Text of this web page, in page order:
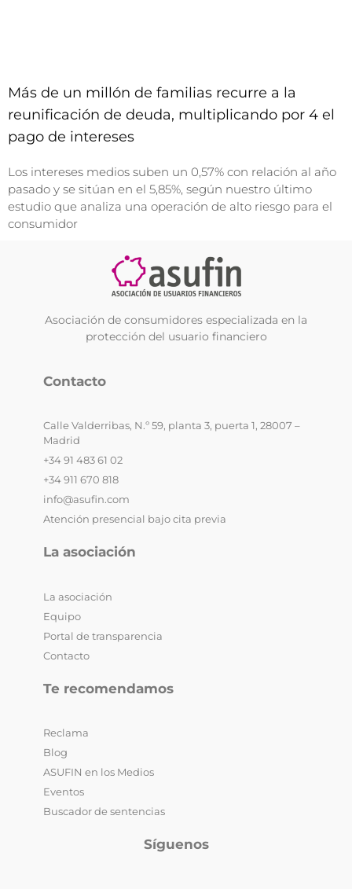
Más de un millón de familias recurre a la
reunificación de deuda, multiplicando por 4 el
pago de intereses
Los intereses medios suben un 0,57% con relación al año
pasado y se sitúan en el 5,85%, según nuestro último
estudio que analiza una operación de alto riesgo para el
consumidor
Asociación de consumidores especializada en la
protección del usuario financiero
Contacto
Calle Valderribas, N.º 59, planta 3, puerta 1, 28007 –
Madrid
+34 91 483 61 02
+34 911 670 818
info@asufin.com
Atención presencial bajo cita previa
La asociación
La asociación
Equipo
Portal de transparencia
Contacto
Te recomendamos
Reclama
Blog
ASUFIN en los Medios
Eventos
Buscador de sentencias
Síguenos